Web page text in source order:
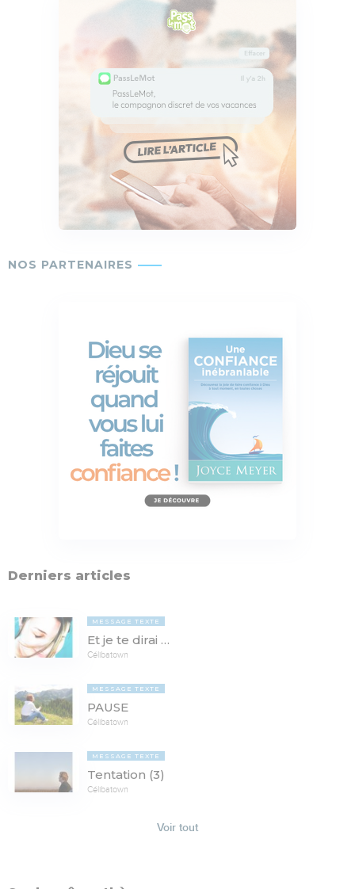
Derniers articles
MESSAGE TEXTE
Et je te dirai …
Célibatown
MESSAGE TEXTE
PAUSE
Célibatown
MESSAGE TEXTE
Tentation (3)
Célibatown
Voir tout